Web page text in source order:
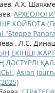
А.Х.
КОЙБОТА
"Steppe
, Л.С.
ЕКІНШІ
, Asian